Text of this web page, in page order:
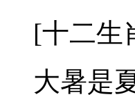
[十二生
大暑是